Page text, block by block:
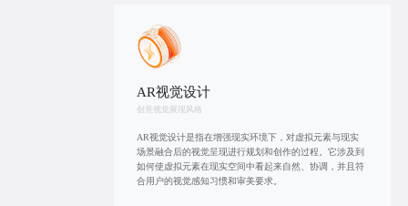
AR视觉设计
创意视觉展现风格
AR视觉设计是指在增强现实环境下，对虚拟元素与现实
场景融合后的视觉呈现进行规划和创作的过程。它涉及到
如何使虚拟元素在现实空间中看起来自然、协调，并且符
合用户的视觉感知习惯和审美要求。